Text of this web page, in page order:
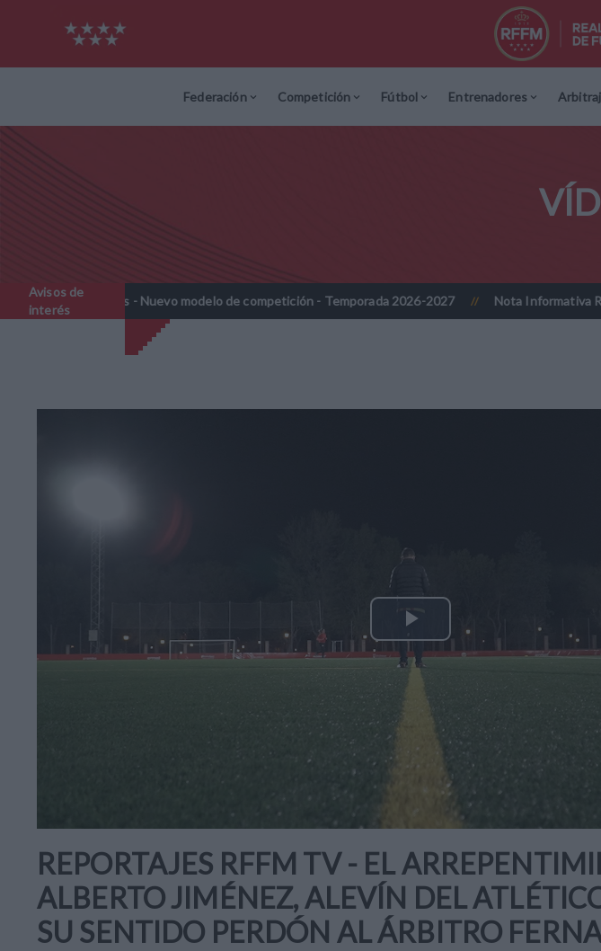
Federación Competición Fútbol Entrenadores
Avisos de
interés
- Nuevo modelo de competición - Temporada 2026-2027 // Nota Informativa RFFM -
Play
Video
REPORTAJES RFFM TV - EL
ALBERTO JIMÉNEZ, ALEVÍN DEL
SU SENTIDO PERDÓN AL ÁRBITRO